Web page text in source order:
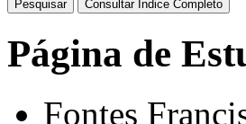
Página de
Fontes